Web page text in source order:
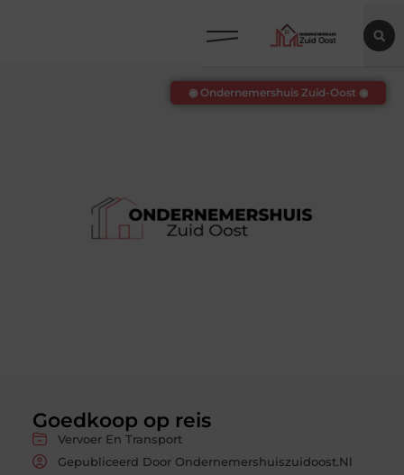
Goedkoop op reis
Vervoer En Transport
Gepubliceerd Door Ondernemershuiszuidoost.nl
◉ Ondernemershuis Zuid-Oost ◉